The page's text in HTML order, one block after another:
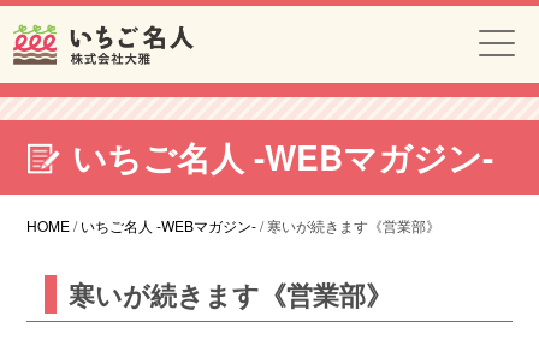
いちご名人 -WEBマガジン-
HOME/いちご名人 -WEBマガジン-/寒いが続きます《営業部》
寒いが続きます《営業部》